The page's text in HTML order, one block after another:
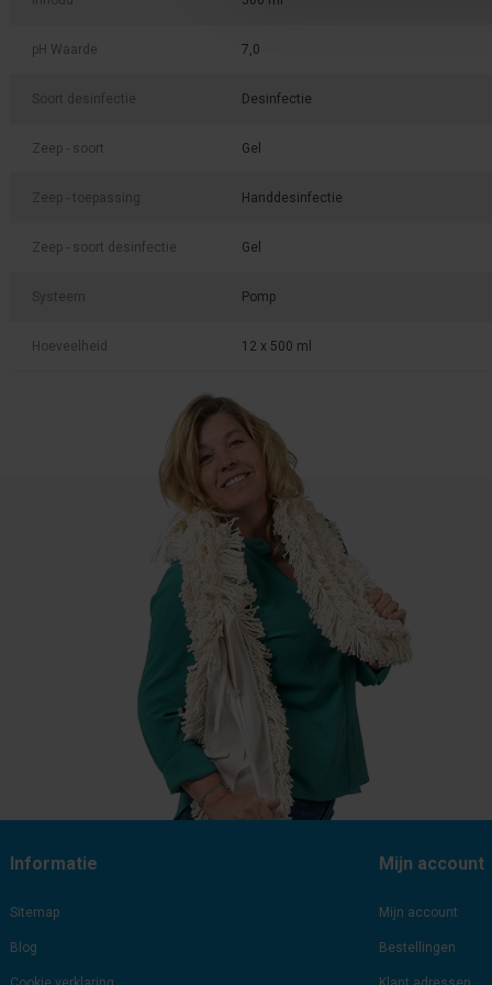
pH Waarde 7,0
Soort desinfectie Desinfectie
Zeep - soort Gel
Zeep - toepassing Handdesinfectie
Zeep - soort desinfectie Gel
Systeem Pomp
Hoeveelheid 12 x 500 ml
Informatie
Sitemap
Blog
Mijn account
Mijn account
Bestellingen